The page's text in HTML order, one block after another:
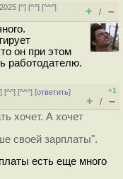
[^] [^^] [^^^]
+ / –
он при этом
работодателю.
] [^^] [^^^] [ответить]
+1
+ / –
хочет. А хочет
своей зарплаты".
есть еще много